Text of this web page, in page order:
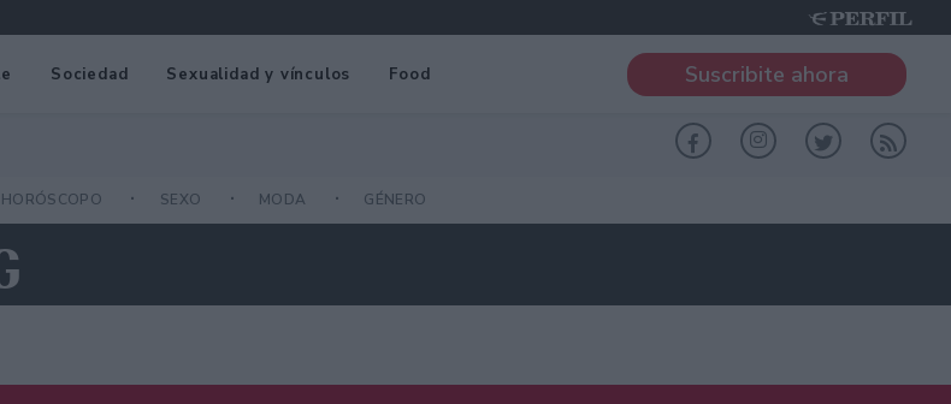
Sociedad Sexualidad y vínculos Food Suscribite ahora
HORÓSCOPO SEXO MODA GÉNERO